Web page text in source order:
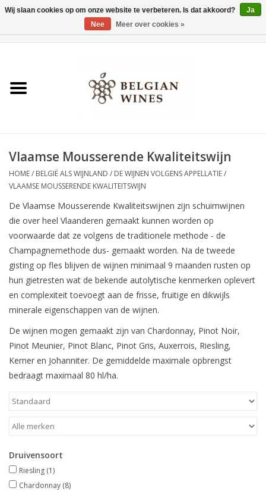
Wijnen
Wijnbar Antwerpen
Over ons
Tasting Tuesdays
Wijndomeinen
Vlaamse Mousserende Kwaliteitswijn
HOME/ BELGIË ALS WIJNLAND / DE WIJNEN VOLGENS APPELLATIE/
VLAAMSE MOUSSERENDE KWALITEITSWIJN
De Vlaamse Mousserende Kwaliteitswijnen zijn schuimwijnen
die over heel Vlaanderen gemaakt kunnen worden op
voorwaarde dat ze volgens de traditionele methode - de
Champagnemethode dus- gemaakt worden. Na de tweede
gisting op fles blijven de wijnen minimaal 9 maanden rusten op
hun gietresten wat de bekende autolytische kenmerken oplevert
en complexiteit toevoegt aan de frisse, fruitige en dikwijls
minerale eigenschappen van de wijnen.
De wijnen mogen gemaakt zijn van Chardonnay, Pinot Noir,
Pinot Meunier, Pinot Blanc, Pinot Gris, Auxerrois, Riesling,
Kerner en Johanniter. De gemiddelde maximale opbrengst
bedraagt maximaal 80 hl/ha.
Druivensoort
Riesling (1)
Chardonnay (8)
Wij slaan cookies op om onze website te verbeteren. Is dat akkoord?
Ja
Nee
Meer over cookies »